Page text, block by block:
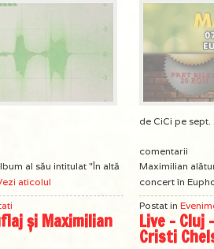
al său intitulat "În altă
aticolul
de CiCi pe
comentarii
Maximilian
concert în
Postat in
și Maximilian Live –
Cristi